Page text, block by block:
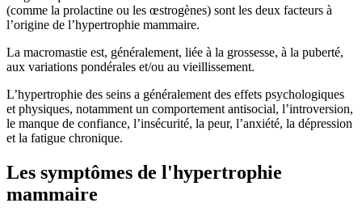
(comme la prolactine ou les œstrogènes) sont les deux facteurs à
l’origine de l’hypertrophie mammaire.
La macromastie est, généralement, liée à la grossesse, à la puberté,
aux variations pondérales et/ou au vieillissement.
L’hypertrophie des seins a généralement des effets psychologiques
et physiques, notamment un comportement antisocial, l’introversion,
le manque de confiance, l’insécurité, la peur, l’anxiété, la dépression
et la fatigue chronique.
Les symptômes de l'hypertrophie
mammaire